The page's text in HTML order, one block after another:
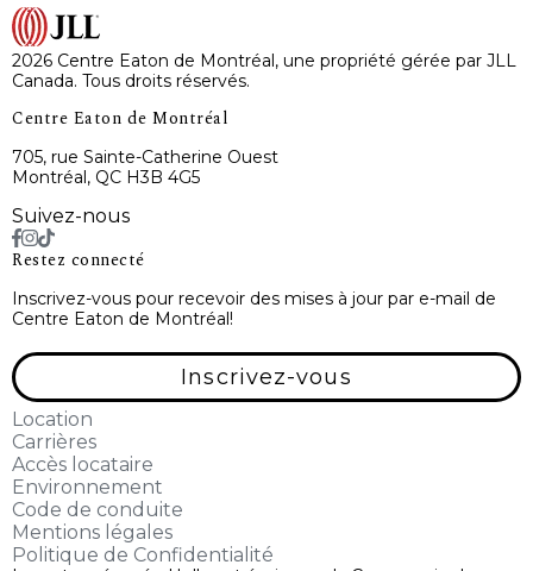
2026 Centre Eaton de Montréal, une propriété gérée par JLL
Canada. Tous droits réservés.
Centre Eaton de Montréal
705, rue Sainte-Catherine Ouest
Montréal, QC H3B 4G5
Suivez-nous
Restez connecté
Inscrivez-vous pour recevoir des mises à jour par e-mail de
Centre Eaton de Montréal!
Inscrivez-vous
Location
Carrières
Accès locataire
Environnement
Code de conduite
Mentions légales
Politique de Confidentialité